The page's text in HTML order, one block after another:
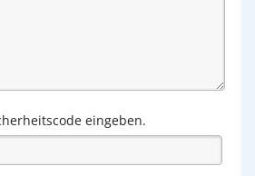
eingeben.